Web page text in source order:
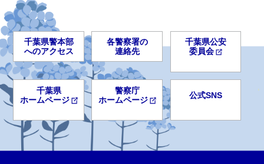
千葉県警本部
へのアクセス
各警察署の
連絡先
千葉県公安
委員会
千葉県
ホームページ
警察庁
ホームページ
公式SNS